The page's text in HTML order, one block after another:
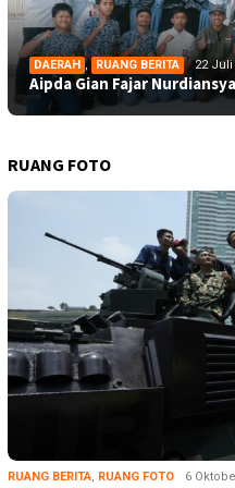
DAERAH , RUANG BERITA 22 Juli
Aipda Gian Fajar
RUANG FOTO
RUANG BERITA, RUANG FOTO 6